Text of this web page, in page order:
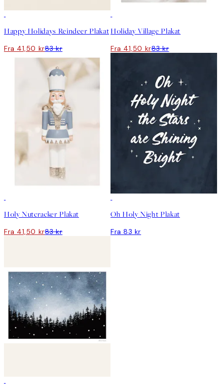
Happy Holidays Reindeer Plakat
Fra 41,50 kr83 kr
Holiday Village Plakat
Fra 41,50 kr83 kr
Holy Nutcracker Plakat
Fra 41,50 kr83 kr
Oh Holy Night Plakat
Fra 83 kr